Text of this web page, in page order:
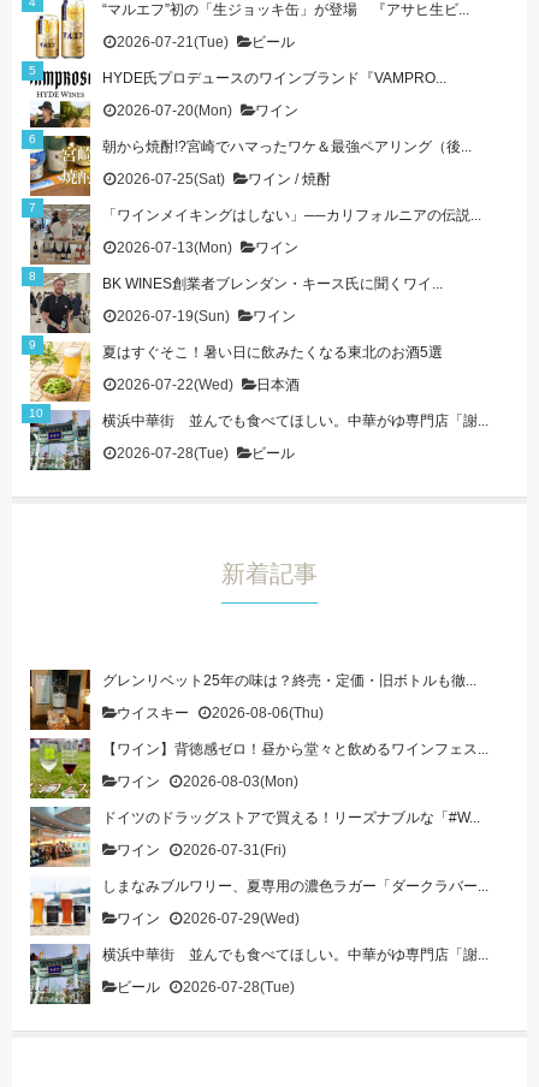
“マルエフ”初の「生ジョッキ缶」が登場 『アサヒ生ビ...
2026-07-21(Tue)
ビール
HYDE氏プロデュースのワインブランド『VAMPRO...
2026-07-20(Mon)
ワイン
朝から焼酎!?宮崎でハマったワケ＆最強ペアリング（後...
2026-07-25(Sat)
ワイン /焼酎
「ワインメイキングはしない」──カリフォルニアの伝説...
2026-07-13(Mon)
ワイン
BK WINES創業者ブレンダン・キース氏に聞くワイ...
2026-07-19(Sun)
ワイン
夏はすぐそこ！暑い日に飲みたくなる東北のお酒5選
2026-07-22(Wed)
日本酒
横浜中華街 並んでも食べてほしい。中華がゆ専門店「謝...
2026-07-28(Tue)
ビール
新着記事
グレンリベット25年の味は？終売・定価・旧ボトルも徹...
ウイスキー
2026-08-06(Thu)
【ワイン】背徳感ゼロ！昼から堂々と飲めるワインフェス...
ワイン
2026-08-03(Mon)
ドイツのドラッグストアで買える！リーズナブルな「#W...
ワイン
2026-07-31(Fri)
しまなみブルワリー、夏専用の濃色ラガー「ダークラバー...
ワイン
2026-07-29(Wed)
横浜中華街 並んでも食べてほしい。中華がゆ専門店「謝...
ビール
2026-07-28(Tue)